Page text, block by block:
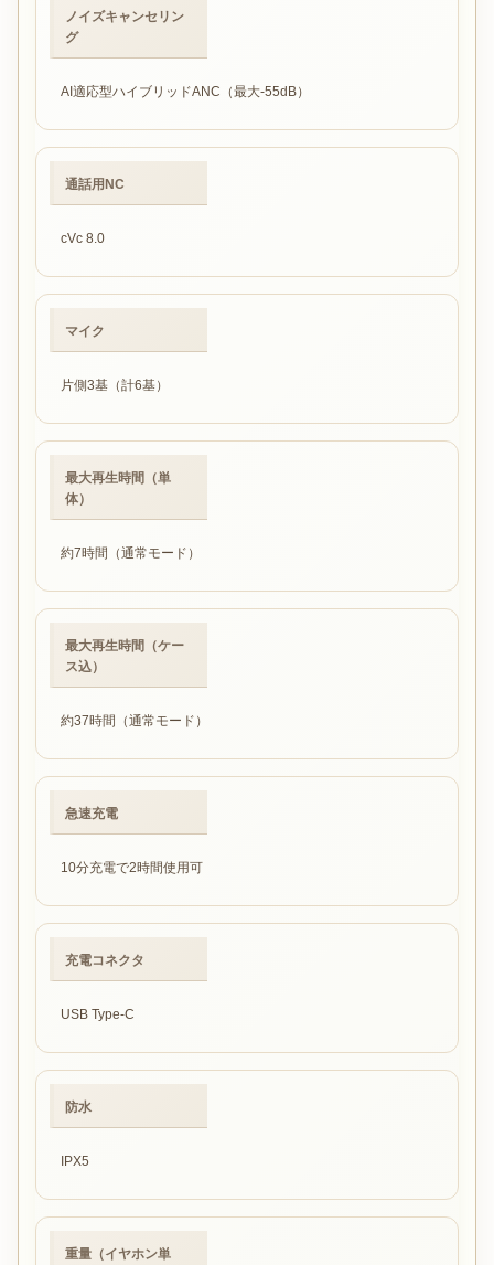
ノイズキャンセリン
グ
AI適応型ハイブリッドANC（最大-55dB）
通話用NC
cVc 8.0
マイク
片側3基（計6基）
最大再生時間（単
体）
約7時間（通常モード）
最大再生時間（ケー
ス込）
約37時間（通常モード）
急速充電
10分充電で2時間使用可
充電コネクタ
USB Type-C
防水
IPX5
重量（イヤホン単